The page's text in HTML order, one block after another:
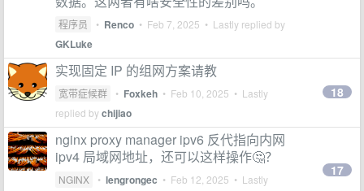
程序员 • Renco • Feb 7, 2025 • Lastly replied by
GKLuke
实现固定 IP 的组网方案请教
宽带症候群 • Foxkeh • Feb 10, 2025 • Lastly
replied bychijiao
18
nginx proxy manager ipv6 反代指向内网
ipv4 局域网地址，还可以这样操作🤔？
NGINX • lengrongec • Feb 12, 2025 • Lastly
17